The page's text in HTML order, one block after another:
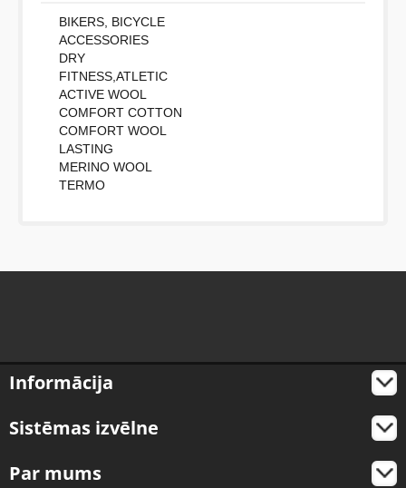
BIKERS, BICYCLE
ACCESSORIES
DRY
FITNESS,ATLETIC
ACTIVE WOOL
COMFORT COTTON
COMFORT WOOL
LASTING
MERINO WOOL
TERMO
Informācija
Sistēmas izvēlne
Par mums